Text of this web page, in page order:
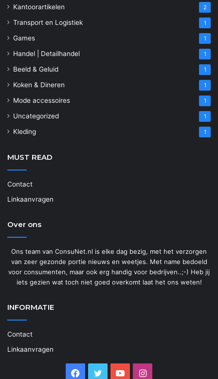
Kantoorartikelen 2
Transport en Logistiek 1
Games 1
Handel | Detailhandel 1
Beeld & Geluid 1
Koken & Dineren 1
Mode accessoires 1
Uncategorized 1
Kleding 1
MUST READ
Contact
Linkaanvragen
Over ons
Ons team van ConsuNet.nl is elke dag bezig, met het verzorgen
van zeer gezonde portie nieuws en weetjes. Met name bedoeld
voor consumenten, maar ook erg handig voor bedrijven..;-) Heb jij
iets gezien wat toch niet goed overkomt laat het ons weten!
INFORMATIE
Contact
Linkaanvragen
Facebook
Twitter YouTubeInstagram